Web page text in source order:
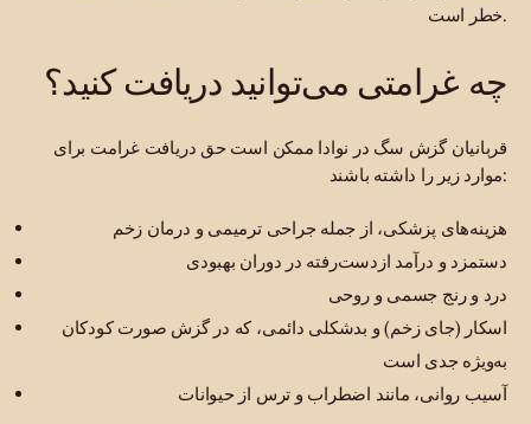
خطر است.
چه غرامتی می‌توانید دریافت کنید؟
قربانیان گزش سگ در نوادا ممکن است حق دریافت غرامت برای
موارد زیر را داشته باشند:
هزینه‌های پزشکی، از جمله جراحی ترمیمی و درمان زخم
دستمزد و درآمد ازدست‌رفته در دوران بهبودی
درد و رنج جسمی و روحی
اسکار (جای زخم) و بدشکلی دائمی، که در گزش صورت کودکان
به‌ویژه جدی است
آسیب روانی، مانند اضطراب و ترس از حیوانات